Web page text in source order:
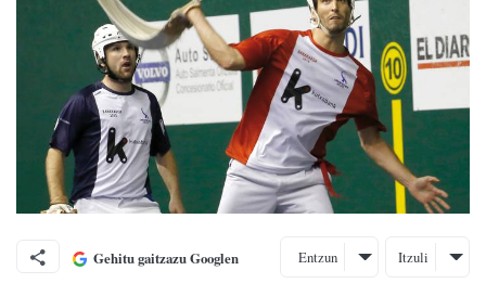
Gehitu gaitzazu Googlen Entzun Itzuli